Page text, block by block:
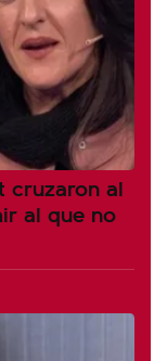
cruzaron al
al que no